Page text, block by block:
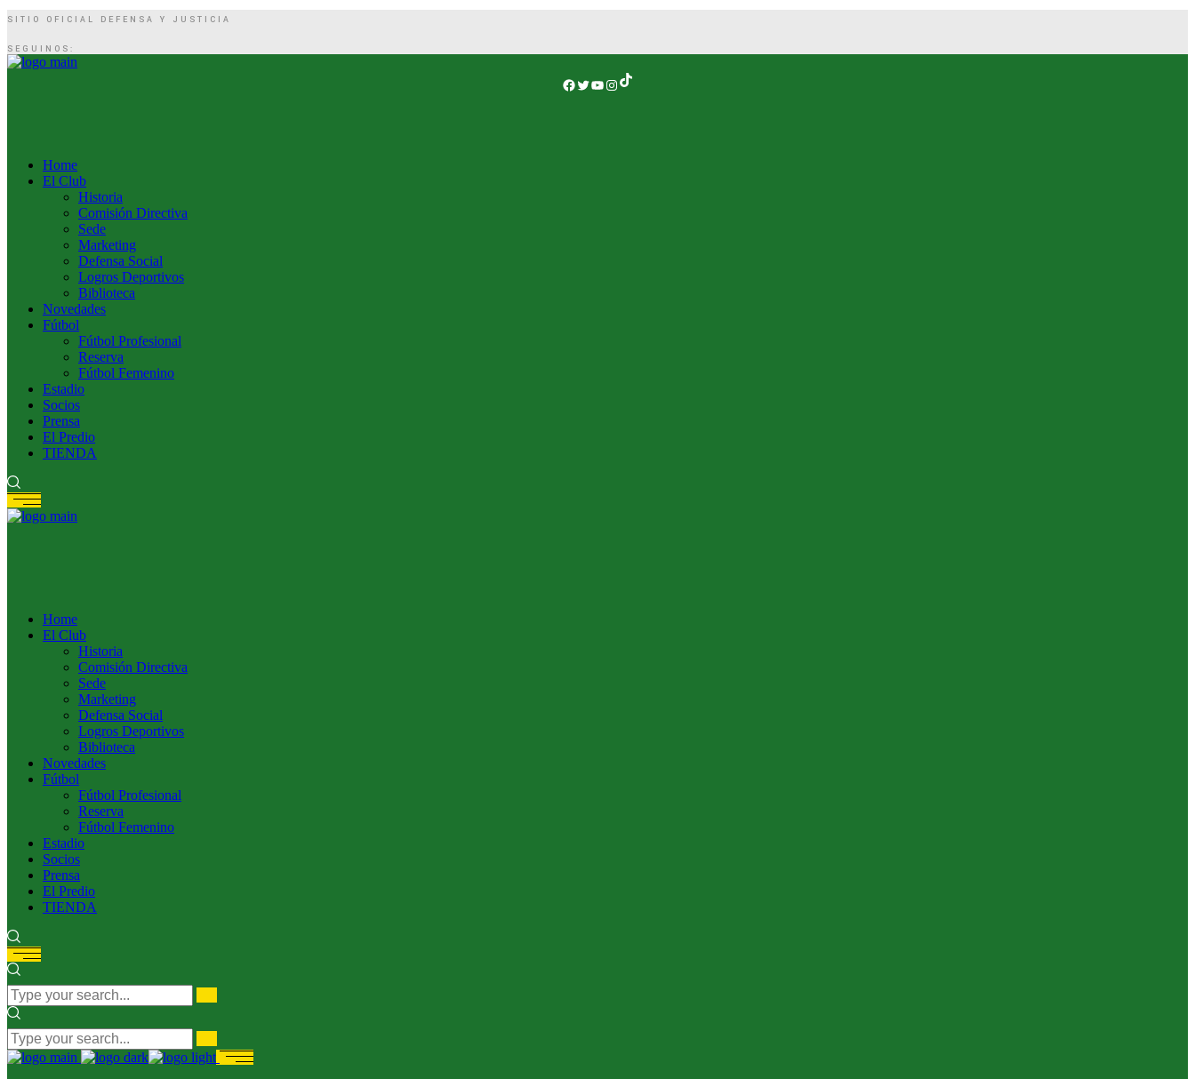
SITIO OFICIAL DEFENSA Y JUSTICIA
SEGUINOS:
Home
El Club
Historia
Comisión Directiva
Sede
Marketing
Defensa Social
Logros Deportivos
Biblioteca
Novedades
Fútbol
Fútbol Profesional
Reserva
Fútbol Femenino
Estadio
Socios
Prensa
El Predio
TIENDA
Home
El Club
Historia
Comisión Directiva
Sede
Marketing
Defensa Social
Logros Deportivos
Biblioteca
Novedades
Fútbol
Fútbol Profesional
Reserva
Fútbol Femenino
Estadio
Socios
Prensa
El Predio
TIENDA